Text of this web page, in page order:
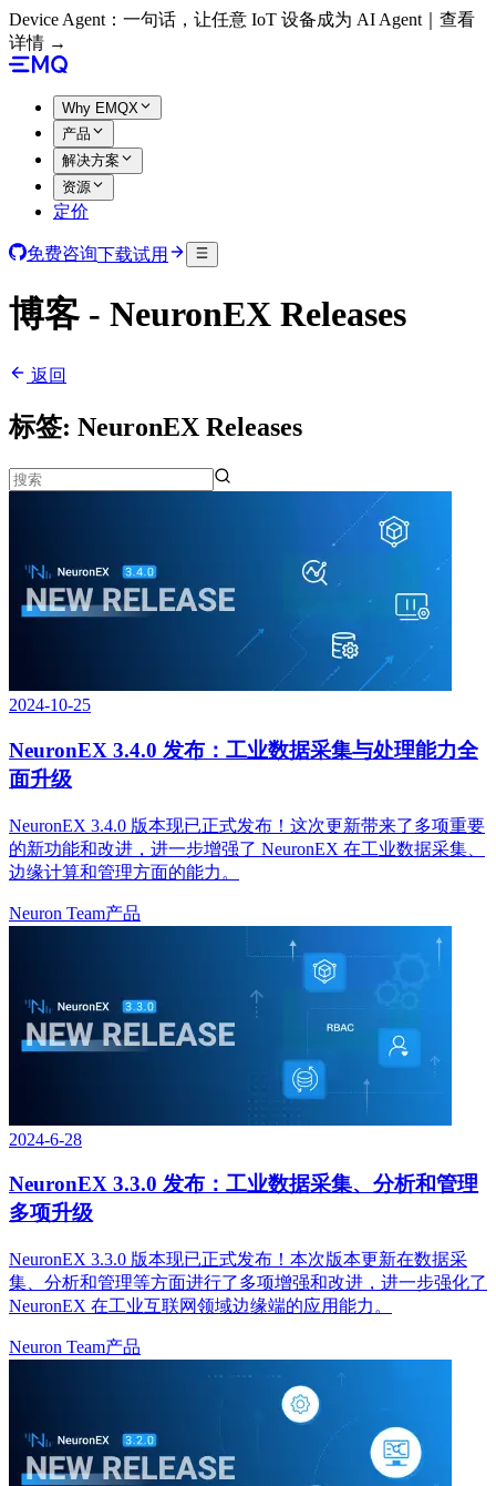
Device Agent：一句话，让任意 IoT 设备成为 AI Agent｜查看
详情 →
Why EMQX
产品
解决方案
资源
定价
免费咨询下载试用
博客 - NeuronEX Releases
返回
标签: NeuronEX Releases
2024-10-25
NeuronEX 3.4.0 发布：工业数据采集与处理能力全
面升级
NeuronEX 3.4.0 版本现已正式发布！这次更新带来了多项重要
的新功能和改进，进一步增强了 NeuronEX 在工业数据采集、
边缘计算和管理方面的能力。
Neuron Team产品
2024-6-28
NeuronEX 3.3.0 发布：工业数据采集、分析和管理
多项升级
NeuronEX 3.3.0 版本现已正式发布！本次版本更新在数据采
集、分析和管理等方面进行了多项增强和改进，进一步强化了
NeuronEX 在工业互联网领域边缘端的应用能力。
Neuron Team产品